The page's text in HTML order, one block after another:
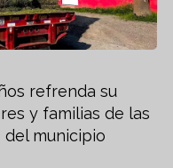
refrenda su
y familias de las
del municipio